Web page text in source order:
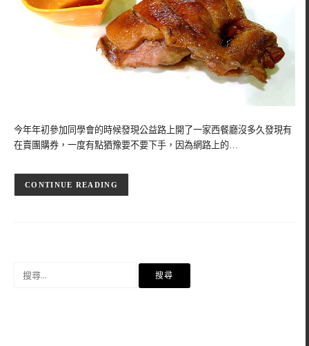
今年年初參加同學會的時候發現公益路上開了一家西餐廳沒多久發現有
在賣團購券，一度有點猶豫要不要下手，因為網路上的…
CONTINUE READING